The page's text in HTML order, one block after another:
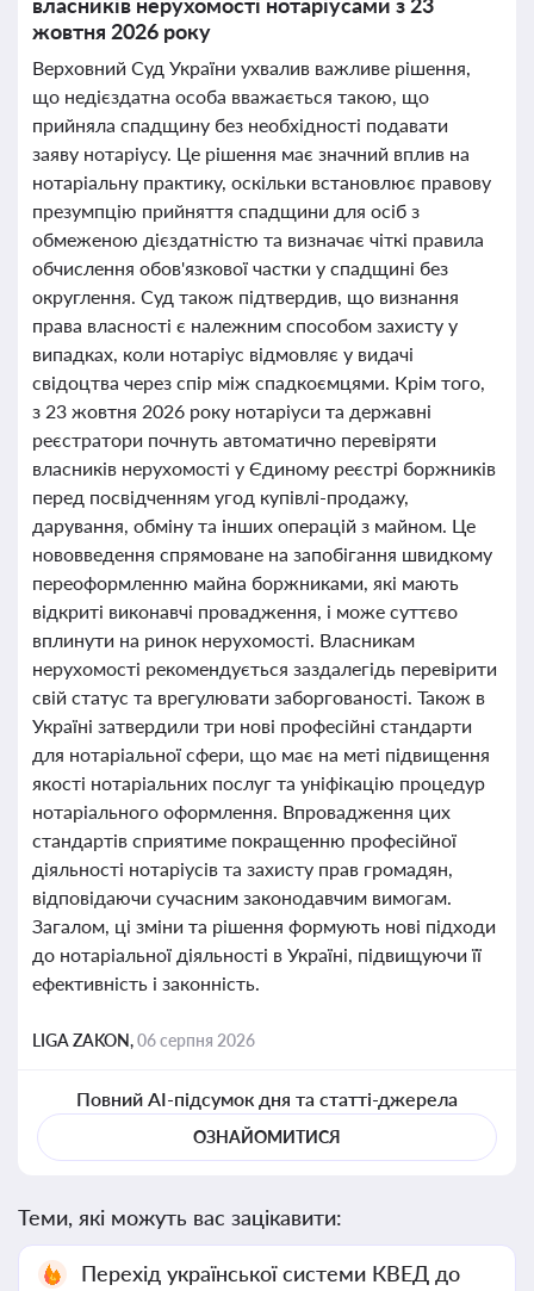
жовтня 2026 року
Верховний Суд України ухвалив важливе рішення,
що недієздатна особа вважається такою, що
прийняла спадщину без необхідності подавати
заяву нотаріусу. Це рішення має значний вплив на
нотаріальну практику, оскільки встановлює правову
презумпцію прийняття спадщини для осіб з
обмеженою дієздатністю та визначає чіткі правила
обчислення обов'язкової частки у спадщині без
округлення. Суд також підтвердив, що визнання
права власності є належним способом захисту у
випадках, коли нотаріус відмовляє у видачі
свідоцтва через спір між спадкоємцями. Крім того,
з 23 жовтня 2026 року нотаріуси та державні
реєстратори почнуть автоматично перевіряти
власників нерухомості у Єдиному реєстрі боржників
перед посвідченням угод купівлі-продажу,
дарування, обміну та інших операцій з майном. Це
нововведення спрямоване на запобігання швидкому
переоформленню майна боржниками, які мають
відкриті виконавчі провадження, і може суттєво
вплинути на ринок нерухомості. Власникам
нерухомості рекомендується заздалегідь перевірити
свій статус та врегулювати заборгованості. Також в
Україні затвердили три нові професійні стандарти
для нотаріальної сфери, що має на меті підвищення
якості нотаріальних послуг та уніфікацію процедур
нотаріального оформлення. Впровадження цих
стандартів сприятиме покращенню професійної
діяльності нотаріусів та захисту прав громадян,
відповідаючи сучасним законодавчим вимогам.
Загалом, ці зміни та рішення формують нові підходи
до нотаріальної діяльності в Україні, підвищуючи її
ефективність і законність.
LIGA ZAKON,06 серпня 2026
Повний AI-підсумок дня та статті-джерела
ОЗНАЙОМИТИСЯ
Теми, які можуть вас зацікавити:
Перехід української системи КВЕД до